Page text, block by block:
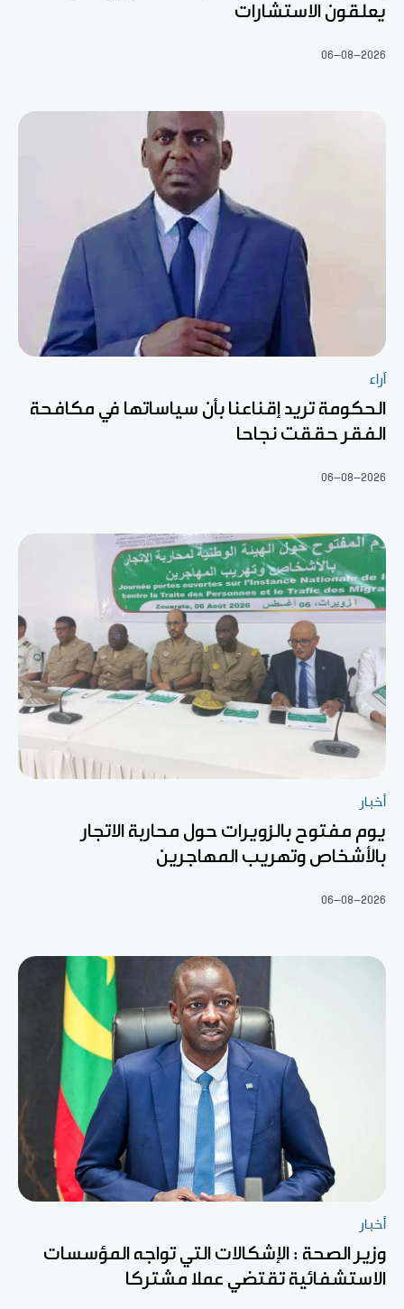
يعلقون الاستشارات
06-08-2026
آراء
الحكومة تريد إقناعنا بأن سياساتها في مكافحة
الفقر حققت نجاحا
06-08-2026
أخبار
يوم مفتوح بالزويرات حول محاربة الاتجار
بالأشخاص وتهريب المهاجرين
06-08-2026
أخبار
وزير الصحة : الإشكالات التي تواجه المؤسسات
الاستشفائية تقتضي عملا مشتركا